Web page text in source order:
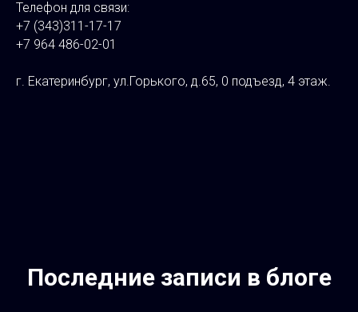
Телефон для связи:
+7 (343)311-17-17
+7 964 486-02-01
г. Екатеринбург, ул.Горького, д.65, 0 подъезд, 4 этаж.
Последние записи в блоге